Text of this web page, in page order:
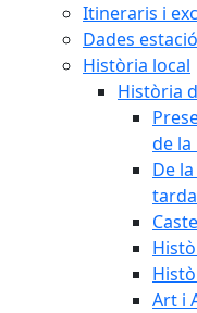
Itineraris i
Dades
Història local
Història
de la
De
Art i